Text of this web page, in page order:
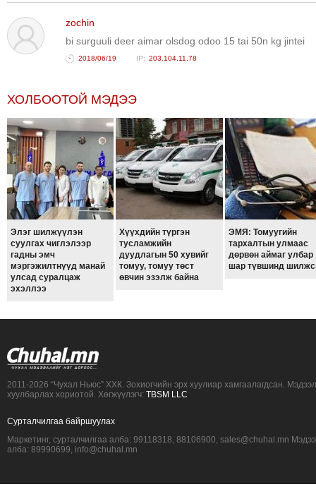
ТОЙРОНД
ЕРӨНХИЙЛӨГЧИЙН
ТОЙРОНД
29
ДҮГЭЭР
СУРГУУЛИЙН
ЭРГЭН
ТОЙРОНД
ЗӨРЧЛИЙН
ХУУЛИЙН
ЭРГЭН
ТОЙРОНД
ЕРӨНХИЙЛӨГЧИЙН
zochin
bi surguuli deer aimar olsdog odoo 15 tai 50n kg jintei
2018/06/19 203.104.11.78
ХОЛБООТОЙ МЭДЭЭ
Элэг шилжүүлэн
суулгах чиглэлээр
гадны эмч
мэргэжилтнүүд манай
улсад суралцаж
эхэллээ
Хүүхдийн түргэн
тусламжийн
дуудлагын 50 хувийг
томуу, томуу төст
өвчин эзэлж байна
ЭМЯ: Томуугийн
тархалтын улмаас
дөрвөн аймаг улбар
шар түвшинд
2011-2026 “Чухал Ньюс” ХХК. Зохиогчийн эрх хуулиар хамгаалагдсан.
хуулбарлах хориотой. Хөгжүүлэгч: TBSM LLC
Сурталчилгаа байршуулах
Маркетинг, сурталчилгаа алба: 99118318, 88106900, sales@chuhal.mn
алба: 89990699, info@chuhal.mn